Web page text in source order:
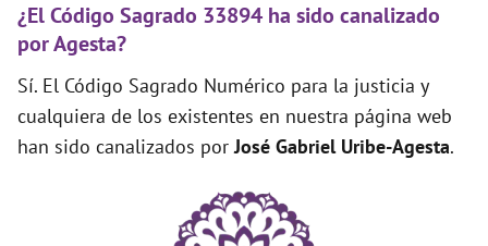
¿El Código Sagrado 33894 ha sido canalizado
por Agesta?
Sí. El Código Sagrado Numérico para la justicia y
cualquiera de los existentes en nuestra página web
han sido canalizados porJosé Gabriel Uribe-Agesta.